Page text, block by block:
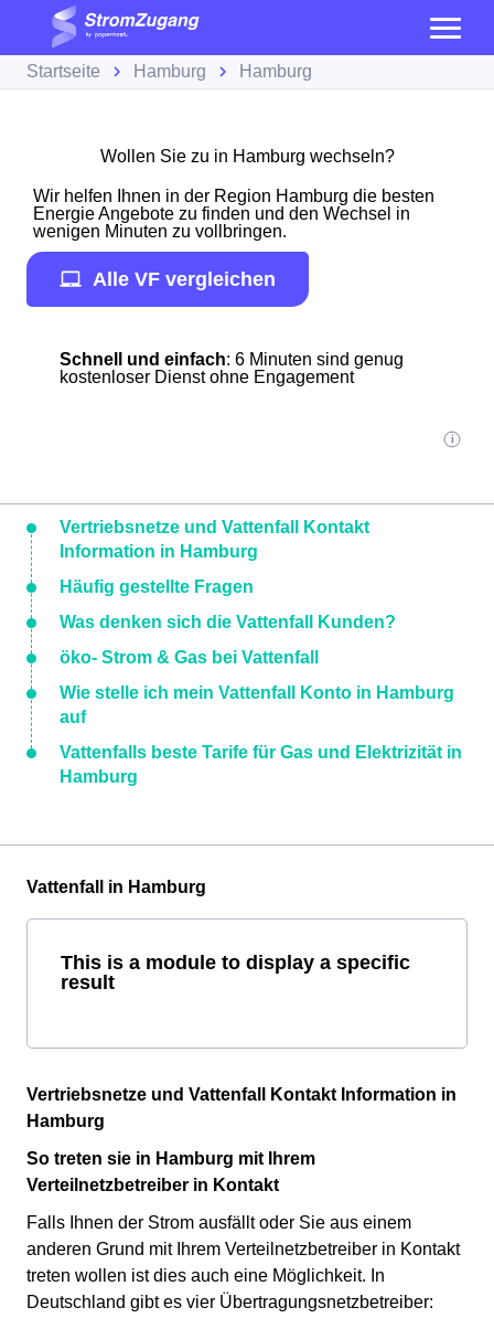
Startseite Hamburg Hamburg
Wollen Sie zu in Hamburg wechseln?
Wir helfen Ihnen in der Region Hamburg die besten
Energie Angebote zu finden und den Wechsel in
wenigen Minuten zu vollbringen.
Alle VF vergleichen
Schnell und einfach: 6 Minuten sind genug
kostenloser Dienst ohne Engagement
Vertriebsnetze und Vattenfall Kontakt
Information in Hamburg
Häufig gestellte Fragen
Was denken sich die Vattenfall Kunden?
öko- Strom & Gas bei Vattenfall
Wie stelle ich mein Vattenfall Konto in Hamburg
auf
Vattenfalls beste Tarife für Gas und Elektrizität in
Hamburg
Vattenfall in Hamburg
This is a module to display a specific
result
Vertriebsnetze und Vattenfall Kontakt Information in
Hamburg
So treten sie in Hamburg mit Ihrem
Verteilnetzbetreiber in Kontakt
Falls Ihnen der Strom ausfällt oder Sie aus einem
anderen Grund mit Ihrem Verteilnetzbetreiber in Kontakt
treten wollen ist dies auch eine Möglichkeit. In
Deutschland gibt es vier Übertragungsnetzbetreiber: